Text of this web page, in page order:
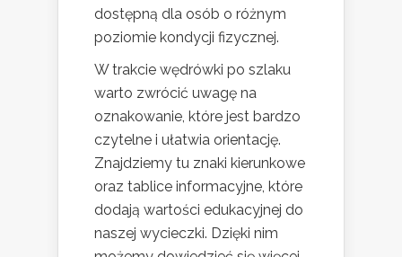
dostępną dla osób o różnym
poziomie kondycji fizycznej.
W trakcie wędrówki po szlaku
warto zwrócić uwagę na
oznakowanie, które jest bardzo
czytelne i ułatwia orientację.
Znajdziemy tu znaki kierunkowe
oraz tablice informacyjne, które
dodają wartości edukacyjnej do
naszej wycieczki. Dzięki nim